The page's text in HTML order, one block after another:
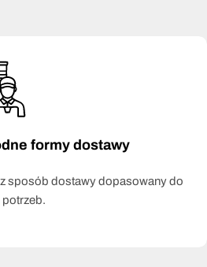
formy dostawy
sposób dostawy dopasowany do
potrzeb.